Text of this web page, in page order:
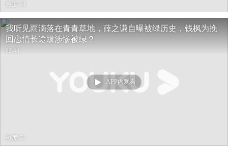
热度 58
我听见雨滴落在青青草地，薛之谦自曝被绿历史，钱枫为挽
回恋情长途跋涉惨被绿？
02:48
APP内观看
热度 61